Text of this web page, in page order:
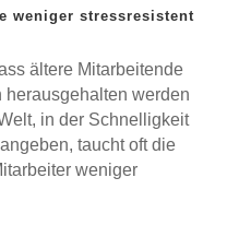
weniger stressresistent
ältere Mitarbeitende
werden
in der Schnelligkeit
taucht oft die
weniger